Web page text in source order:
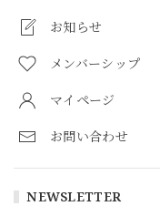
お知らせ
メンバーシップ
マイページ
お問い合わせ
NEWSLETTER